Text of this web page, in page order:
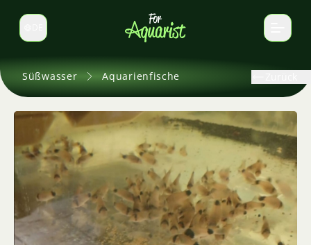
Sprache wechseln
Süßwasser Aquarienfische